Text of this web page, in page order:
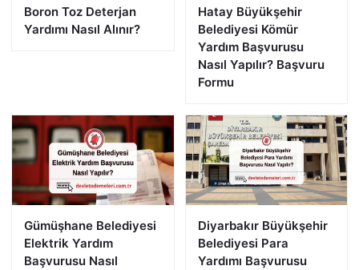
Boron Toz Deterjan
Yardımı Nasıl Alınır?
Hatay Büyükşehir
Belediyesi Kömür
Yardım Başvurusu
Nasıl Yapılır? Başvuru
Formu
Gümüşhane Belediyesi
Elektrik Yardım
Başvurusu Nasıl
Diyarbakır Büyükşehir
Belediyesi Para
Yardımı Başvurusu